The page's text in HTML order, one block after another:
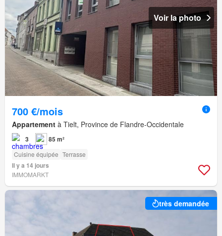
Voir la photo
700 €/mois
Appartement à Tielt, Province de Flandre-Occidentale
3 85 m²
Cuisine équipée Terrasse
Il y a 14 jours
IMMOMARKT
très demandée